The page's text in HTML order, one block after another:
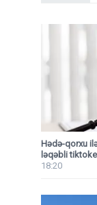
Hədə-qorxu
ləqəbli
18:20